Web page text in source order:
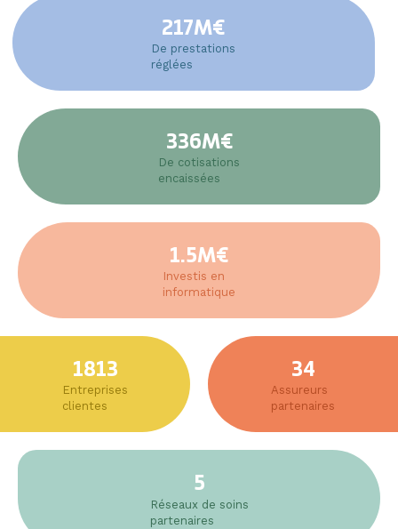
De prestations
réglées
217M€
De cotisations
encaissées
336M€
Investis en
informatique
1.5M€
Entreprises
clientes
1813
Assureurs
partenaires
34
Réseaux de soins
partenaires
5